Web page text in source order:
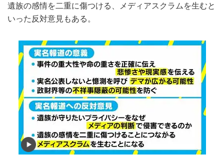
遺族の感情を二重に傷つける、メディアスクラムを生むと
いった反対意見もある。